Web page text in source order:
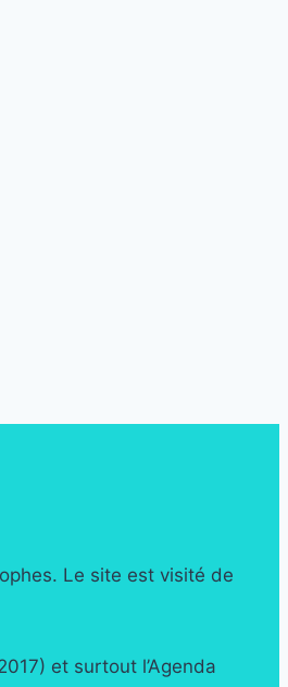
Le site est visité de
et surtout l’Agenda